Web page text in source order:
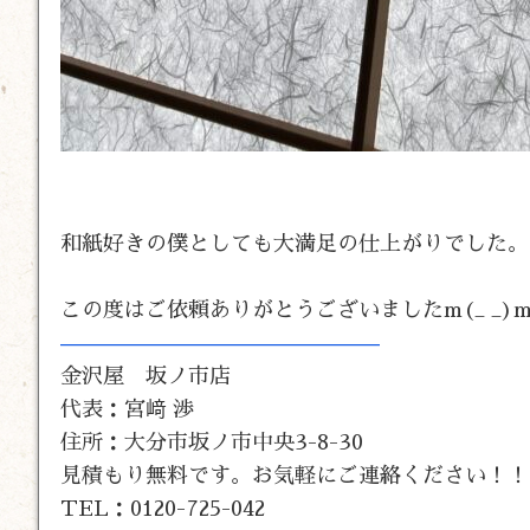
和紙好きの僕としても大満足の仕上がりでし
この度はご依頼ありがとうございましたm(_
———————————————
金沢屋 坂ノ市店
代表：宮﨑 渉
住所：大分市坂ノ市中央3-8-30
見積もり無料です。お気軽にご連絡ください！！
TEL：0120-725-042